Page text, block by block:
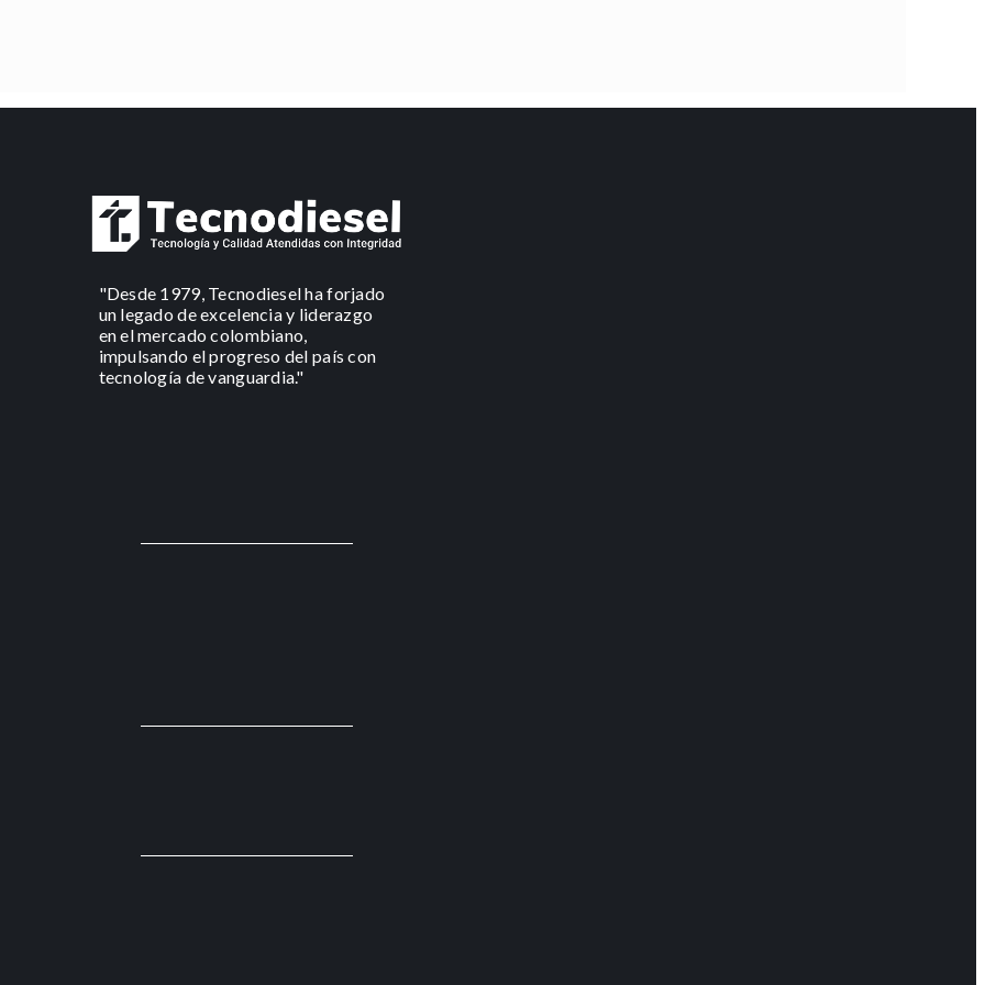
"Desde 1979, Tecnodiesel ha forjado
un legado de excelencia y liderazgo
en el mercado colombiano,
impulsando el progreso del país con
tecnología de vanguardia."